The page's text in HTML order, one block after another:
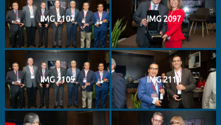
IMG 2107 IMG 2097
IMG 2105 IMG 2110